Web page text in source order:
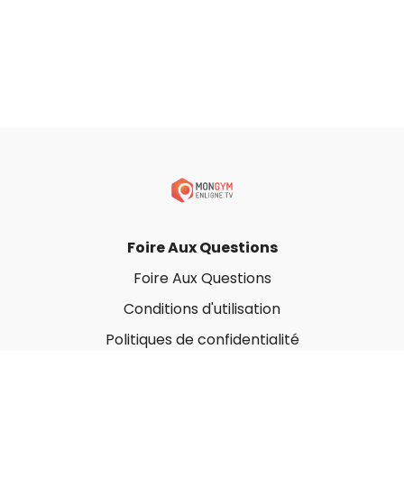
Foire Aux Questions
Foire Aux Questions
Conditions d'utilisation
Politiques de confidentialité